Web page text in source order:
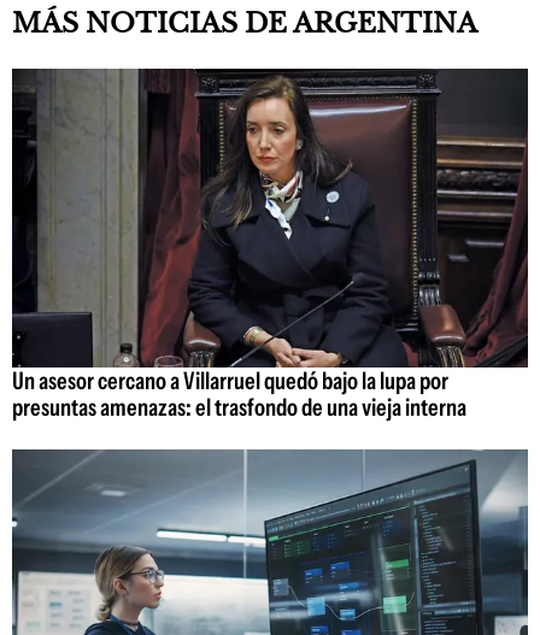
MÁS NOTICIAS DE ARGENTINA
Un asesor cercano a Villarruel quedó bajo la lupa por
presuntas amenazas: el trasfondo de una vieja interna